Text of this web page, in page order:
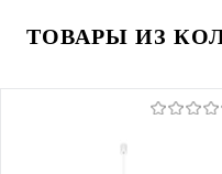
ТОВАРЫ ИЗ